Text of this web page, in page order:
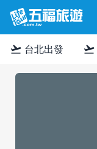
flight_takeoff 台北出發 flight_takeoff